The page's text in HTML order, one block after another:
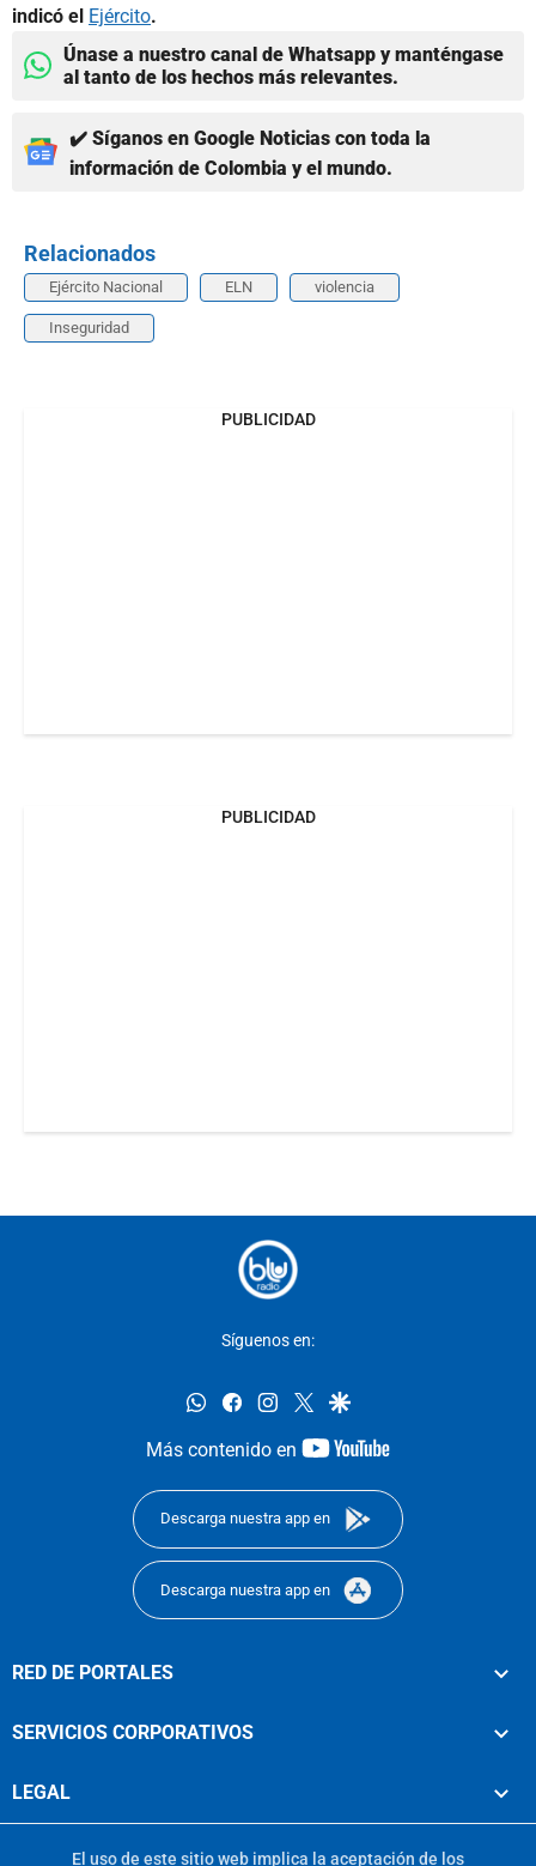
indicó el Ejército.
Únase a nuestro canal de Whatsapp y manténgase
al tanto de los hechos más relevantes.
✔️ Síganos en Google Noticias con toda la
información de Colombia y el mundo.
Relacionados
Ejército Nacional ELN violencia
Inseguridad
PUBLICIDAD
PUBLICIDAD
Síguenos en:
whatsappfacebookinstagram
twittergoogle
Más contenido en
youtube-
Descarga nuestra app en
Descarga nuestra app en
RED DE PORTALES
SERVICIOS CORPORATIVOS
LEGAL
El uso de este sitio web implica la aceptación de los